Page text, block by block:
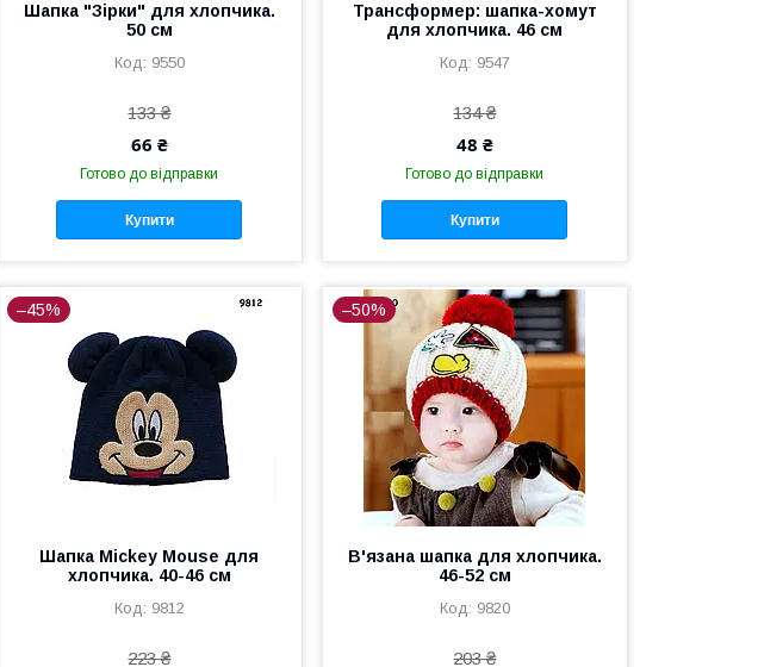
Шапка "Зірки" для хлопчика.
50 см
9550
133 ₴
66 ₴
Готово до відправки
Купити
Трансформер: шапка-хомут
для хлопчика. 46 см
9547
134 ₴
48 ₴
Готово до відправки
Купити
–45%
Шапка Mickey Mouse для
хлопчика. 40-46 см
9812
223 ₴
–50%
В'язана шапка для хлопчика.
46-52 см
9820
203 ₴